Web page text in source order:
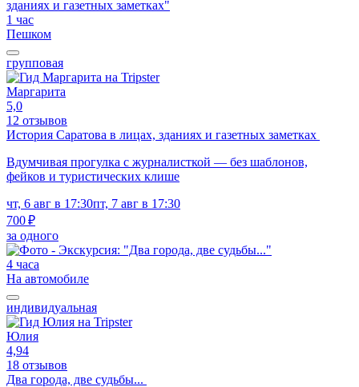
1 час
Пешком
групповая
Маргарита
5,0
12 отзывов
История Саратова в лицах, зданиях и газетных заметках
Вдумчивая прогулка с журналисткой — без шаблонов,
фейков и туристических клише
чт, 6 авг в 17:30пт, 7 авг в 17:30
700 ₽
за одного
4 часа
На автомобиле
индивидуальная
Юлия
4,94
18 отзывов
Два города, две судьбы...